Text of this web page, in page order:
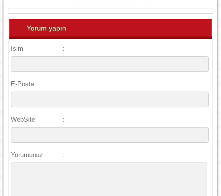
Yorum yapın
İsim :
E-Posta :
WebSite :
Yorumunuz :